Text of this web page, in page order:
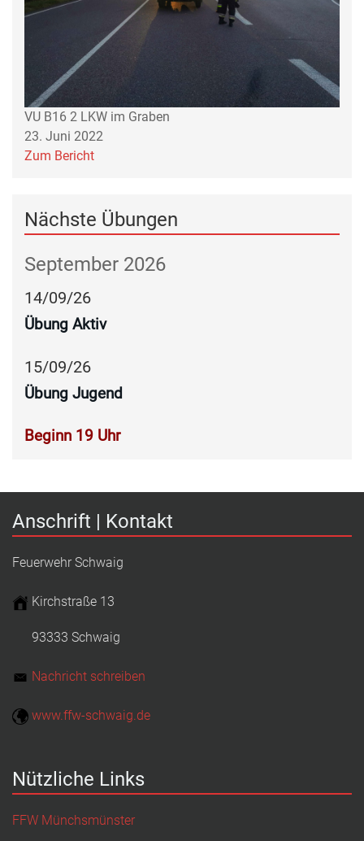
VU B16 2 LKW im Graben
23. Juni 2022
Zum Bericht
Nächste Übungen
September 2026
14/09/26
Übung Aktiv
15/09/26
Übung Jugend
Beginn 19 Uhr
Anschrift | Kontakt
Feuerwehr Schwaig
Kirchstraße 13
93333 Schwaig
Nachricht schreiben
www.ffw-schwaig.de
Nützliche Links
FFW Münchsmünster